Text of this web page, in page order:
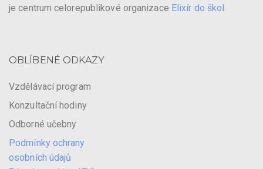
je centrum celorepublikové organizace Elixír do škol .
OBLÍBENÉ ODKAZY
Vzdělávací program
Konzultační hodiny
Odborné učebny
Podmínky ochrany
osobních údajů